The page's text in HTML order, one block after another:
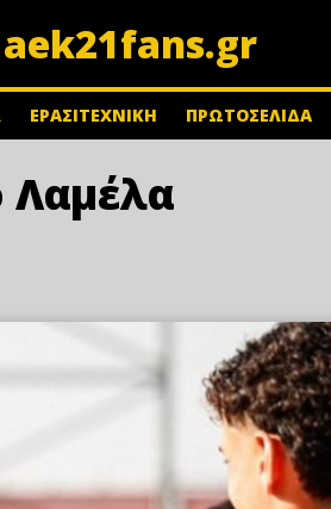
aek21fans.gr
ΕΡΑΣΙΤΕΧΝΙΚΗ ΠΡΩΤΟΣΕΛΙΔΑ
Λαμέλα